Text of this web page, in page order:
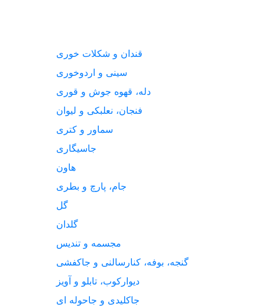
قندان و شکلات خوری
سینی و اردوخوری
دله، قهوه جوش و قوری
فنجان، نعلبکی و لیوان
سماور و کتری
جاسیگاری
هاون
جام، پارچ و بطری
گل
گلدان
مجسمه و تندیس
گنجه، بوفه، کنارسالنی و جاکفشی
دیوارکوب، تابلو و آویز
جاکلیدی و جاحوله ای